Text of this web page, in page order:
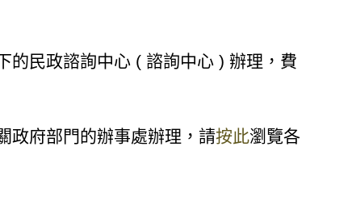
的民政諮詢中心 ( 諮詢中心 ) 辦理，費
政府部門的辦事處辦理，請按此瀏覽各